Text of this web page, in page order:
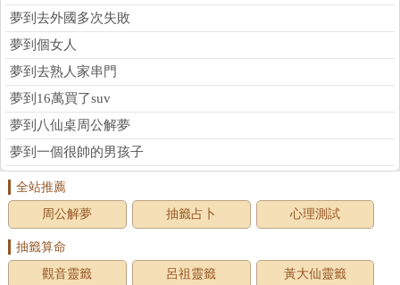
夢到去外國多次失敗
夢到個女人
夢到去熟人家串門
夢到16萬買了suv
夢到八仙桌周公解夢
夢到一個很帥的男孩子
全站推薦
周公解夢
抽籤占卜 心理測試
抽籤算命
觀音靈籤
呂祖靈籤 黃大仙靈籤